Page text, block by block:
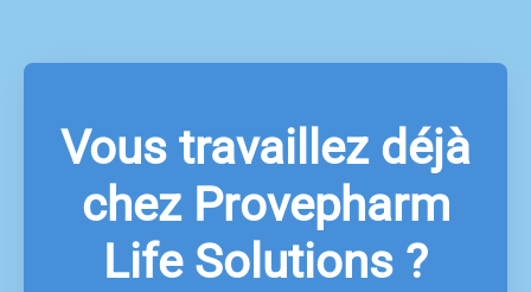
Vous travaillez déjà
chez Provepharm
Life Solutions ?